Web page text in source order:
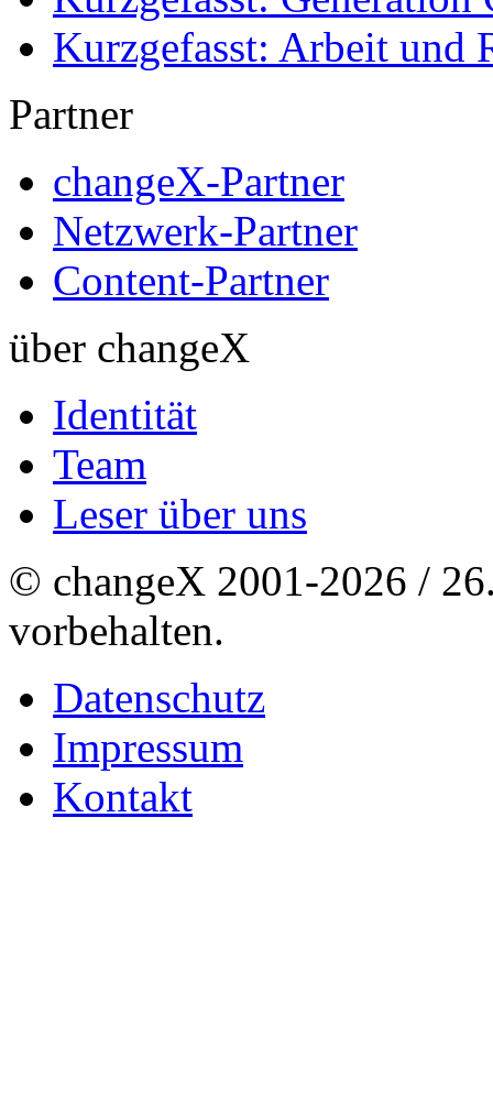
Kurzgefasst: Arbeit und
Partner
changeX-Partner
Netzwerk-Partner
Content-Partner
über changeX
Identität
Team
Leser über uns
© changeX 2001-2026 /
vorbehalten.
Datenschutz
Impressum
Kontakt